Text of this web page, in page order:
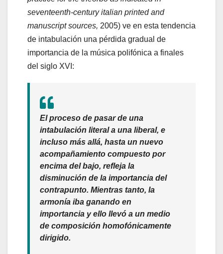
seventeenth-century italian printed and
manuscript sources, 2005) ve en esta tendencia
de intabulación una pérdida gradual de
importancia de la música polifónica a finales
del siglo XVI:
El proceso de pasar de una
intabulación literal a una liberal, e
incluso más allá, hasta un nuevo
acompañamiento compuesto por
encima del bajo, refleja la
disminución de la importancia del
contrapunto. Mientras tanto, la
armonía iba ganando en
importancia y ello llevó a un medio
de composición homofónicamente
dirigido.